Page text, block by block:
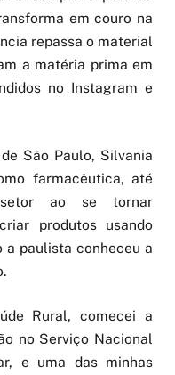
em couro na
repassa o material
a matéria prima em
no Instagram e
São Paulo, Silvania
farmacêutica, até
ao se tornar
produtos usando
a paulista conheceu a
Rural, comecei a
no Serviço Nacional
e uma das minhas